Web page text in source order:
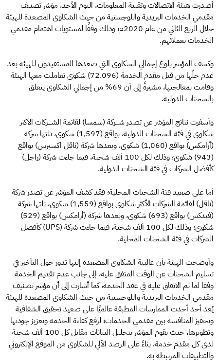
أصدرت هيئة الاتصالات وتقنية المعلومات، اليوم الأحد، مؤشر تصنيف
مقدمي الخدمات البريدية واللوجستية من حيث الشكاوى المصعدة للهيئة
خلال الربع الثاني من عام 2020م؛ وذلك وفقًا لمستويات اهتمام مقدمي
الخدمات بعملائهم.
وكشف المؤشر بلوغ إجمالي الشكاوى التي صعدها المستفيدون للهيئة بعد
عدم حلّها من قبل مقدم الخدمة (72.096) شكوى تعاملت معها الهيئة
وقامت بمعالجتها، مشيرةً إلى أن 69% من إجمالي الشكاوى يتعلق
بالشحنات الدولية.
وأسفرت نتائج المؤشر عن تصدر شـــركة (سمسا) لقائمة الشـــركات الأكثر
شكاوى في فئة الشحنات الدولية، بواقع (1,597) شكوى، تلتها شركة
(أرامكس) بواقع (1,060) شكوى، وبعدها شركة (ناقل اكسبرس) بواقع
(943) شكوى؛ وذلك لكل 100 ألف شحنة، فيما جاءت شركة (زاجل)
كأفضل الشركات في فئة الشحنات الدولية.
أما على صعيد فئة الشحنات المحلية؛ فقد كشف المؤشر عن تصدر شركة
(ناقل) لقائمة الشركات الأكثر شكاوى بواقع (1,559) شكوى، تلتها شركة
(فيدكس) بواقع (693) شكوى، وبعدها شركة (أرامكس) بواقع (529)
شكوى؛ وذلك لكل 100 ألف شحنة، فيما جاءت شركة (UPS) كأفضل
الشركات في فئة الشحنات المحلية.
وأوضحت الهيئة بأن غالبية الشكاوى المصعدة إليها تدور حول التأخير في
تسليم الشحنات عن الوقت المتفق عليه، إلى جانب عدم تقديم الخدمة
وفقا لما تم الاتفاق عليه في عقد الخدمة، كما أشارت إلى أن مؤشر تصنيف
مقدمي الخدمات البريدية واللوجستية من حيث الشكاوى المصعدة للهيئة
يُعد أحد أحدث الممارسات المطبقة عالميًا على صعيد تحقيق الشفافية
وتحفيز المنافسة بين مقدمي الخدمات؛ لرفع كفاءة الخدمة وتعزيز جودتها
وتطويرها، حيث يقوم المؤشر بتحليل البيانات مقابل كل 100 ألف شحنة
لدى كل مقدم خدمة، بناءً على الرصد الآلي للشكاوى من الموقع الإلكتروني
والتطبيقات المرتبطة به.